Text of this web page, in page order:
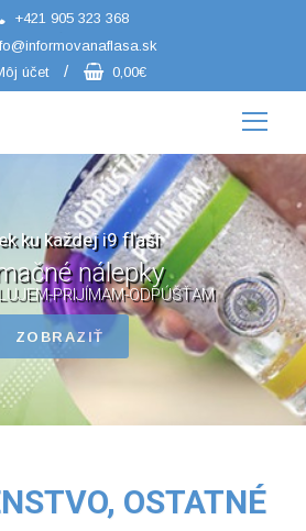
+421 905 323 368
účet
/ 0,00€
ku každej i9 fľaši
nálepky
PRIJÍMAM-ODPÚŠŤAM
ZOBRAZIŤ
OSTATNÉ